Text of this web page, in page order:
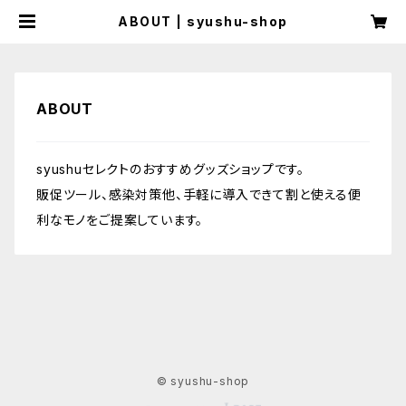
ABOUT | syushu-shop
ABOUT
syushuセレクトのおすすめグッズショップです。
販促ツール、感染対策他、手軽に導入できて割と使える便
利なモノをご提案しています。
© syushu-shop